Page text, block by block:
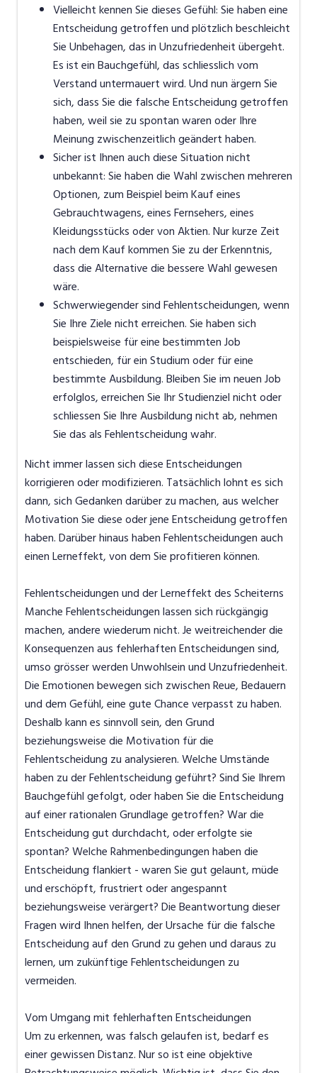
Vielleicht kennen Sie dieses Gefühl: Sie haben eine
Entscheidung getroffen und plötzlich beschleicht
Sie Unbehagen, das in Unzufriedenheit übergeht.
Es ist ein Bauchgefühl, das schliesslich vom
Verstand untermauert wird. Und nun ärgern Sie
sich, dass Sie die falsche Entscheidung getroffen
haben, weil sie zu spontan waren oder Ihre
Meinung zwischenzeitlich geändert haben.
Sicher ist Ihnen auch diese Situation nicht
unbekannt: Sie haben die Wahl zwischen mehreren
Optionen, zum Beispiel beim Kauf eines
Gebrauchtwagens, eines Fernsehers, eines
Kleidungsstücks oder von Aktien. Nur kurze Zeit
nach dem Kauf kommen Sie zu der Erkenntnis,
dass die Alternative die bessere Wahl gewesen
wäre.
Schwerwiegender sind Fehlentscheidungen, wenn
Sie Ihre Ziele nicht erreichen. Sie haben sich
beispielsweise für eine bestimmten Job
entschieden, für ein Studium oder für eine
bestimmte Ausbildung. Bleiben Sie im neuen Job
erfolglos, erreichen Sie Ihr Studienziel nicht oder
schliessen Sie Ihre Ausbildung nicht ab, nehmen
Sie das als Fehlentscheidung wahr.
Nicht immer lassen sich diese Entscheidungen
korrigieren oder modifizieren. Tatsächlich lohnt es sich
dann, sich Gedanken darüber zu machen, aus welcher
Motivation Sie diese oder jene Entscheidung getroffen
haben. Darüber hinaus haben Fehlentscheidungen auch
einen Lerneffekt, von dem Sie profitieren können.
Fehlentscheidungen und der Lerneffekt des Scheiterns
Manche Fehlentscheidungen lassen sich rückgängig
machen, andere wiederum nicht. Je weitreichender die
Konsequenzen aus fehlerhaften Entscheidungen sind,
umso grösser werden Unwohlsein und Unzufriedenheit.
Die Emotionen bewegen sich zwischen Reue, Bedauern
und dem Gefühl, eine gute Chance verpasst zu haben.
Deshalb kann es sinnvoll sein, den Grund
beziehungsweise die Motivation für die
Fehlentscheidung zu analysieren. Welche Umstände
haben zu der Fehlentscheidung geführt? Sind Sie Ihrem
Bauchgefühl gefolgt, oder haben Sie die Entscheidung
auf einer rationalen Grundlage getroffen? War die
Entscheidung gut durchdacht, oder erfolgte sie
spontan? Welche Rahmenbedingungen haben die
Entscheidung flankiert - waren Sie gut gelaunt, müde
und erschöpft, frustriert oder angespannt
beziehungsweise verärgert? Die Beantwortung dieser
Fragen wird Ihnen helfen, der Ursache für die falsche
Entscheidung auf den Grund zu gehen und daraus zu
lernen, um zukünftige Fehlentscheidungen zu
vermeiden.
Vom Umgang mit fehlerhaften Entscheidungen
Um zu erkennen, was falsch gelaufen ist, bedarf es
einer gewissen Distanz. Nur so ist eine objektive